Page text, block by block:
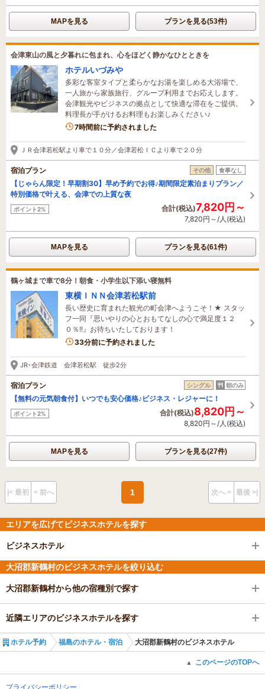
MAPを見る プランを見る(53件)
会津東山の風と夕暮れに包まれ、心をほどく静かなひとときを
ホテルいづみや
多彩な客室タイプと柔らかなお湯を楽しめる大浴場で、
一人旅から家族旅行、グループ利用までお応えします。
会津観光やビジネスの拠点として快適な滞在をご提供。
料理長が手がけるお料理もお楽しみください♪
1名がこの宿を見ています
7時間前に予約されました
ＪＲ会津若松駅より車で１０分／会津若松ＩＣより車で２０分
宿泊プラン その他 食事なし
【じゃらん限定！早期割30】早め予約でお得♪期間限定素泊まりプラン／
特別価格で叶える、会津での上質な夜
ポイント2% 合計(税込)7,820円～
7,820円～/人(税込)
MAPを見る プランを見る(61件)
鶴ヶ城まで車で8分！朝食・小学生以下添い寝無料
東横ＩＮＮ会津若松駅前
長い歴史に育まれた観光の町会津へようこそ！★ スタッ
フ一同『思いやりの心とおもてなしの心で満足度１２
０％!!』お待ちいたしております！
33分前に予約されました
JR･会津鉄道 会津若松駅 徒歩2分
宿泊プラン シングル 朝のみ
【無料の元気朝食付】いつでも安心価格♪ビジネス・レジャーに！
ポイント2% 合計(税込)8,820円～
8,820円～/人(税込)
MAPを見る プランを見る(27件)
|< 最初 < 前へ 1 次へ > 最後 >|
エリアを広げてビジネスホテルを探す
ビジネスホテル
大沼郡新鶴村のビジネスホテルを絞り込む
大沼郡新鶴村から他の宿種別で探す
近隣エリアのビジネスホテルを探す
ホテル予約 福島のホテル・宿泊 大沼郡新鶴村のビジネスホテル
▲ このページのTOPへ
プライバシーポリシー